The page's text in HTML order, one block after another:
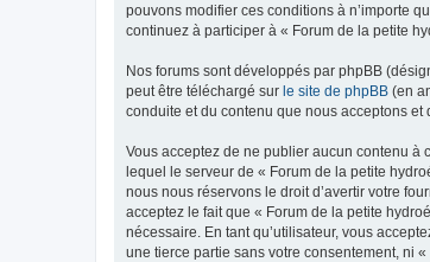
pouvons modifier ces conditions à n’importe
continuez à participer à « Forum de la petite
Nos forums sont développés par phpBB
peut être téléchargé sur le site de phpBB (en
conduite et du contenu que nous acceptons et
Vous acceptez de ne publier aucun contenu à
lequel le serveur de « Forum de la petite
nous nous réservons le droit d’avertir votre
acceptez le fait que « Forum de la petite
nécessaire. En tant qu’utilisateur, vous
une tierce partie sans votre consentement, ni